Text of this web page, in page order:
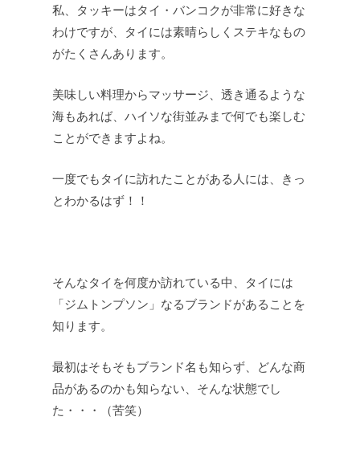
私、タッキーはタイ・バンコクが非常に好きな
わけですが、タイには素晴らしくステキなもの
がたくさんあります。
美味しい料理からマッサージ、透き通るような
海もあれば、ハイソな街並みまで何でも楽しむ
ことができますよね。
一度でもタイに訪れたことがある人には、きっ
とわかるはず！！
そんなタイを何度か訪れている中、タイには
「ジムトンプソン」なるブランドがあることを
知ります。
最初はそもそもブランド名も知らず、どんな商
品があるのかも知らない、そんな状態でし
た・・・（苦笑）